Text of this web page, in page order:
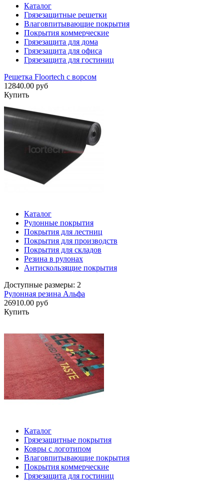
Каталог
Грязезащитные решетки
Влаговпитывающие покрытия
Покрытия коммерческие
Грязезащита для дома
Грязезащита для офиса
Грязезащита для гостиниц
Решетка Floortech с ворсом
12840.00 руб
Купить
Каталог
Рулонные покрытия
Покрытия для лестниц
Покрытия для производств
Покрытия для складов
Резина в рулонах
Антискользящие покрытия
Доступные размеры: 2
Рулонная резина Альфа
26910.00 руб
Купить
Каталог
Грязезащитные покрытия
Ковры с логотипом
Влаговпитывающие покрытия
Покрытия коммерческие
Грязезащита для гостиниц